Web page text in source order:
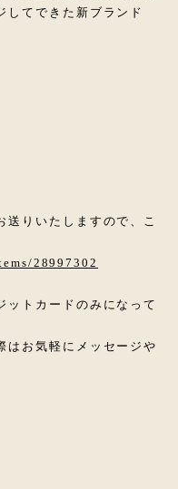
してできた新ブランド
送りいたしますので、こ
28997302
ットカードのみになって
はお気軽にメッセージや